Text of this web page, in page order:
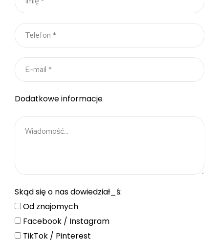
Dodatkowe informacje
Skąd się o nas dowiedział_ś:
Od znajomych
Facebook / Instagram
TikTok / Pinterest